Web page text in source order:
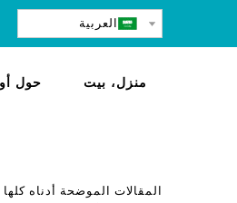
العربية
منزل، بيت حول
المقالات الموضحة أدناه